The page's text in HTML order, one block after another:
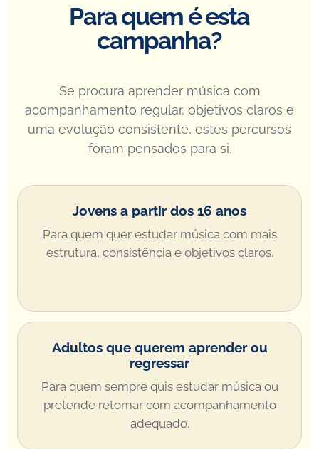
Para quem é esta
campanha?
Se procura aprender música com
acompanhamento regular, objetivos claros e
uma evolução consistente, estes percursos
foram pensados para si.
Jovens a partir dos 16 anos
Para quem quer estudar música com mais
estrutura, consistência e objetivos claros.
Adultos que querem aprender ou
regressar
Para quem sempre quis estudar música ou
pretende retomar com acompanhamento
adequado.